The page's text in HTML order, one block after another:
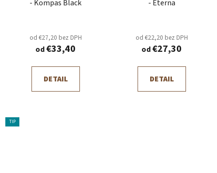
- Kompas Black
od €27,20 bez DPH
od€33,40
DETAIL
- Eterna
od €22,20 bez DPH
od€27,30
DETAIL
TIP